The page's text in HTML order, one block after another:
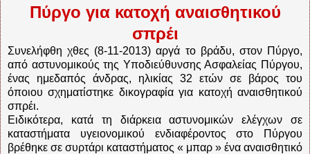
Πύργο για κατοχή αναισθητικού
σπρέι
Συνελήφθη χθες (8-11-2013) αργά το βράδυ, στον Πύργο,
από αστυνομικούς της Υποδιεύθυνσης Ασφαλείας Πύργου,
ένας ημεδαπός άνδρας, ηλικίας 32 ετών σε βάρος του
όποιου σχηματίστηκε δικογραφία για κατοχή αναισθητικού
σπρέι.
Ειδικότερα, κατά τη διάρκεια αστυνομικών ελέγχων σε
καταστήματα υγειονομικού ενδιαφέροντος στο Πύργου
βρέθηκε σε συρτάρι καταστήματος « μπαρ » ένα αναισθητικό